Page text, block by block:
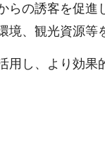
の誘客を促
、観光資源
し、より効